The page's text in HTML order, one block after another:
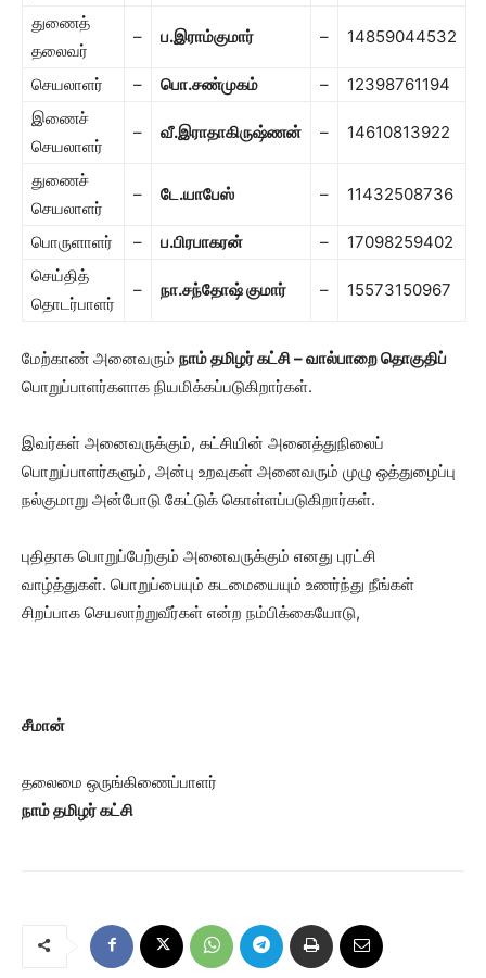
துணைத்
தலைவர்
– ப.இராம்குமார் – 14859044532
செயலாளர் – பொ.சண்முகம் –
12398761194
இணைச்
செயலாளர்
– வீ.இராதாகிருஷ்ணன் – 14610813922
துணைச்
செயலாளர்
– டே.யாபேஸ் – 11432508736
பொருளாளர் – ப.பிரபாகரன் –
17098259402
செய்தித்
தொடர்பாளர்
– நா.சந்தோஷ் குமார் – 15573150967
மேற்காண் அனைவரும் நாம் தமிழர் கட்சி – வால்பாறை தொகுதிப்
பொறுப்பாளர்களாக நியமிக்கப்படுகிறார்கள்.
இவர்கள் அனைவருக்கும், கட்சியின் அனைத்துநிலைப்
பொறுப்பாளர்களும், அன்பு உறவுகள் அனைவரும் முழு ஒத்துழைப்பு
நல்குமாறு அன்போடு கேட்டுக் கொள்ளப்படுகிறார்கள்.
புதிதாக பொறுப்பேற்கும் அனைவருக்கும் எனது புரட்சி
வாழ்த்துகள். பொறுப்பையும் கடமையையும் உணர்ந்து நீங்கள்
சிறப்பாக செயலாற்றுவீர்கள் என்ற நம்பிக்கையோடு,
சீமான்
தலைமை ஒருங்கிணைப்பாளர்
நாம் தமிழர் கட்சி